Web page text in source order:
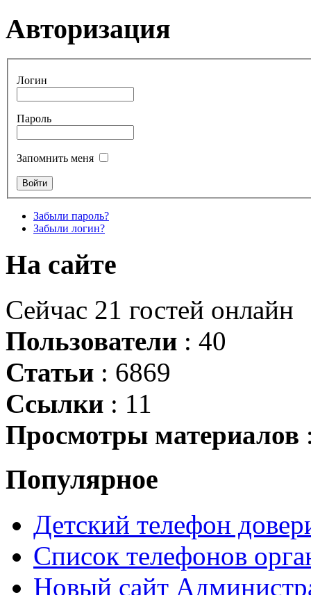
Авторизация
Логин
Пароль
Запомнить меня
Забыли пароль?
Забыли логин?
На сайте
Сейчас 21 гостей онлайн
Пользователи : 40
Статьи : 6869
Ссылки : 11
Просмотры материалов
Популярное
Детский телефон
Список телефонов
Новый сайт